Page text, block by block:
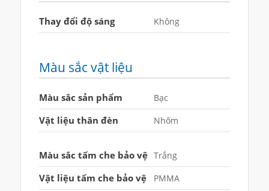
Thay đổi độ sáng Không
Màu sắc vật liệu
Màu sắc sản phẩm Bạc
Vật liệu thân đèn Nhôm
Màu sắc tấm che bảo vệ Trắng
Vật liệu tấm che bảo vệ PMMA